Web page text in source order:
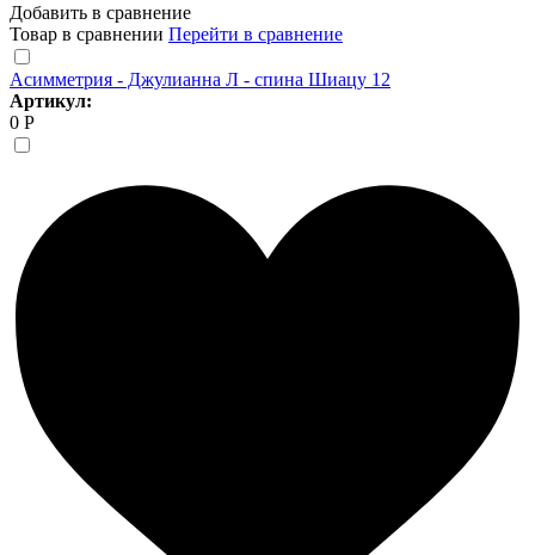
Добавить в сравнение
Товар в сравнении Перейти в сравнение
Асимметрия - Джулианна Л - спина Шиацу 12
Артикул:
0 Р